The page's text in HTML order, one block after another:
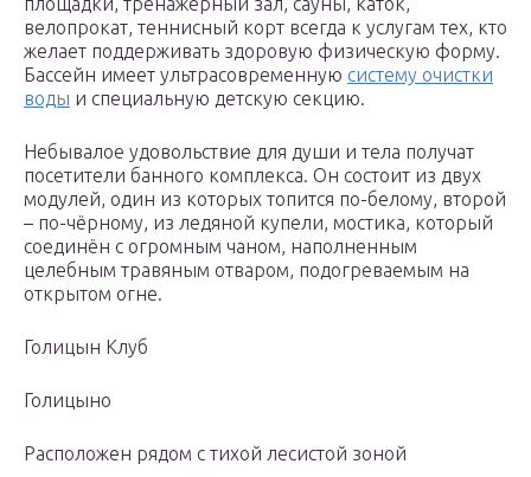
велопрокат, теннисный корт всегда к услугам тех, кто
желает поддерживать здоровую физическую форму.
Бассейн имеет ультрасовременную систему очистки
воды и специальную детскую секцию.
Небывалое удовольствие для души и тела получат
посетители банного комплекса. Он состоит из двух
модулей, один из которых топится по-белому, второй
– по-чёрному, из ледяной купели, мостика, который
соединён с огромным чаном, наполненным
целебным травяным отваром, подогреваемым на
открытом огне.
Голицын Клуб
Голицыно
Расположен рядом с тихой лесистой зоной